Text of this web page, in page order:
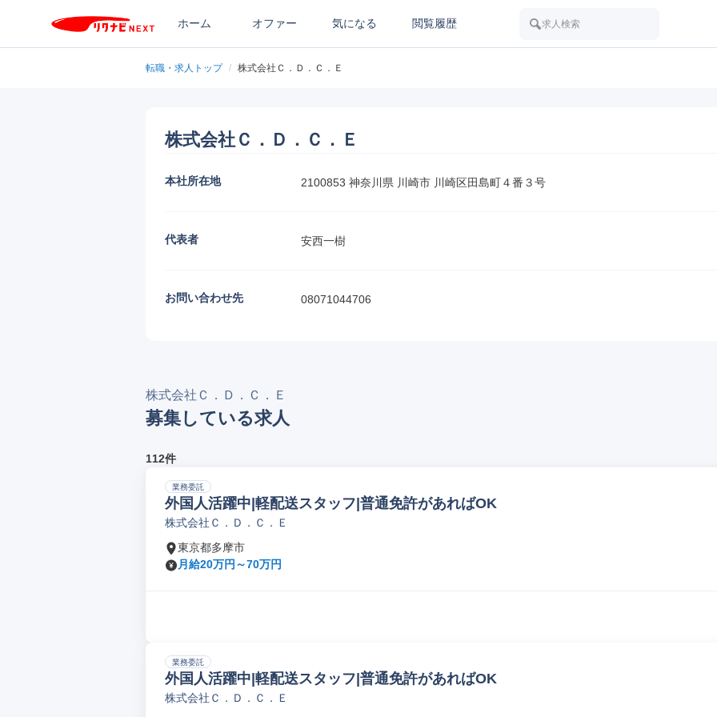
ホーム オファー 気になる 閲覧履歴 求人検索
転職・求人トップ / 株式会社Ｃ．Ｄ．Ｃ．Ｅ
株式会社Ｃ．Ｄ．Ｃ．Ｅ
本社所在地 2100853 神奈川県 川崎市 川崎区田島町４番３号
代表者 安西一樹
お問い合わせ先 08071044706
株式会社Ｃ．Ｄ．Ｃ．Ｅ
募集している求人
112件
業務委託
外国人活躍中|軽配送スタッフ|普通免許があればOK
株式会社Ｃ．Ｄ．Ｃ．Ｅ
東京都多摩市
月給20万円～70万円
業務委託
外国人活躍中|軽配送スタッフ|普通免許があればOK
株式会社Ｃ．Ｄ．Ｃ．Ｅ